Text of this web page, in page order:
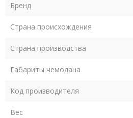
удобным для переноски.
Бренд
Страна происхождения
Страна производства
Габариты чемодана
Код производителя
Вес